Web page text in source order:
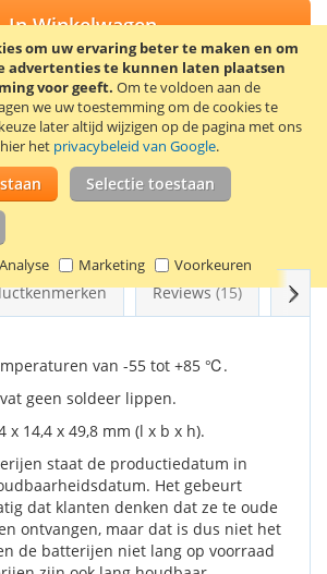
om uw ervaring beter te maken en om
advertenties te kunnen laten plaatsen
voor geeft. Om te voldoen aan de
we uw toestemming om de cookies te
later altijd wijzigen op de pagina met ons
het privacybeleid van Google.
Selectie toestaan
Analyse Marketing Voorkeuren
In Winkelwagen
TOE AAN VERLANGLIJST
OM TE VERGELIJKEN
S (Li-SOCl2). De batterij heeft de
Voltage: 3,6 Volt.
Reviews 15
van -55 tot +85 ℃.
geen soldeer lippen.
x 14,4 x 49,8 mm (l x b x h).
staat de productiedatum in
Het gebeurt
dat klanten denken dat ze te oude
ontvangen, maar dat is dus niet het
de batterijen niet lang op voorraad